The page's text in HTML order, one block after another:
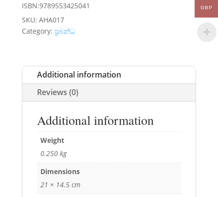
ISBN:9789553425041
SKU: AHA017
Category: ප්‍රබන්ධ
Additional information
Reviews (0)
Additional information
Weight
0.250 kg
Dimensions
21 × 14.5 cm
GBP